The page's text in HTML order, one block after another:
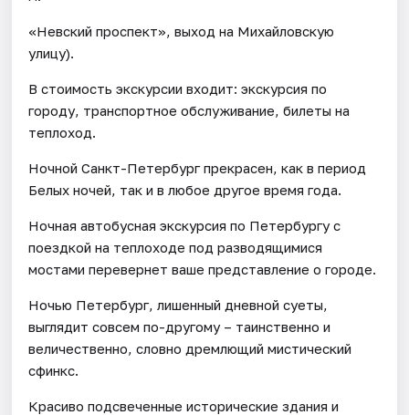
«Невский проспект», выход на Михайловскую
улицу).
В стоимость экскурсии входит: экскурсия по
городу, транспортное обслуживание, билеты на
теплоход.
Ночной Санкт-Петербург прекрасен, как в период
Белых ночей, так и в любое другое время года.
Ночная автобусная экскурсия по Петербургу с
поездкой на теплоходе под разводящимися
мостами перевернет ваше представление о городе.
Ночью Петербург, лишенный дневной суеты,
выглядит совсем по-другому – таинственно и
величественно, словно дремлющий мистический
сфинкс.
Красиво подсвеченные исторические здания и